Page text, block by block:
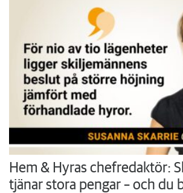
Hem & Hyras chefredaktör:
tjänar stora pengar – och du